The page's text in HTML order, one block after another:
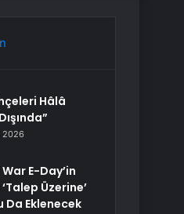
Hâlâ
2026
E-Day’in
Üzerine’
Da Eklenecek